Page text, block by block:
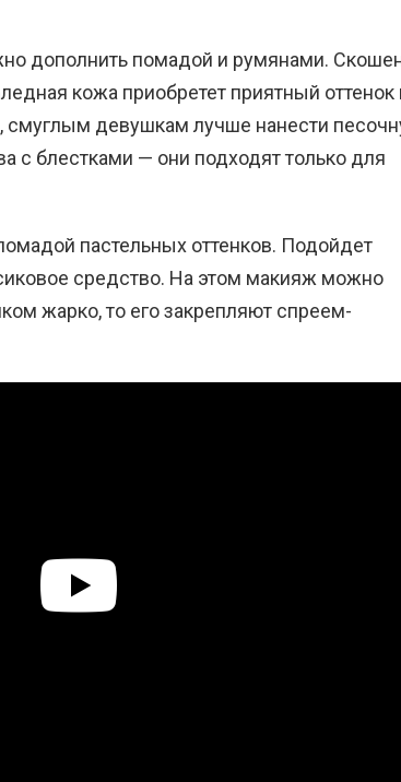
дополнить помадой и румянами.
кожа приобретет приятный оттенок
смуглым девушкам лучше нанести
с блестками — они подходят только для
пастельных оттенков. Подойдет
средство. На этом макияж можно
жарко, то его закрепляют спреем-